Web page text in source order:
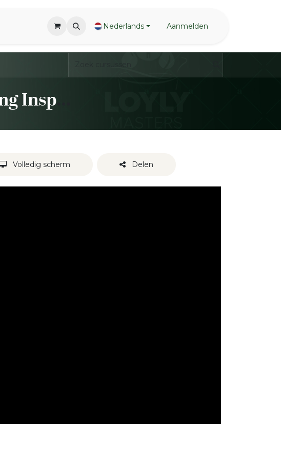
Nederlands Aanmelden
Volledig scherm Delen